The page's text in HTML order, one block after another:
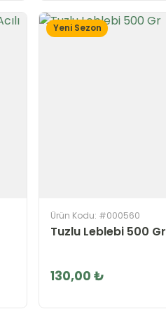
Yeni Sezon
Ürün Kodu: #000560
Tuzlu Leblebi 500 Gr
130,00 ₺